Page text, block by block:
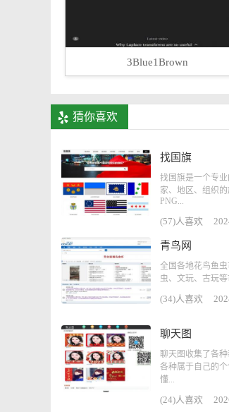
3Blue1Brown
猜你喜欢
找国旗
找国旗是一个专
家、地区、组织
PNG...
(57)人喜欢
青鸟网
全国各地花鸟鱼
虫、文玩、古玩
(34)人喜欢
聊天图
聊天图收集了各
各种属于自己的
懂...
(24)人喜欢